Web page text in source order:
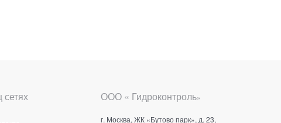
ООО « Гидроконтроль»
г. Москва, ЖК «Бутово парк», д. 23,